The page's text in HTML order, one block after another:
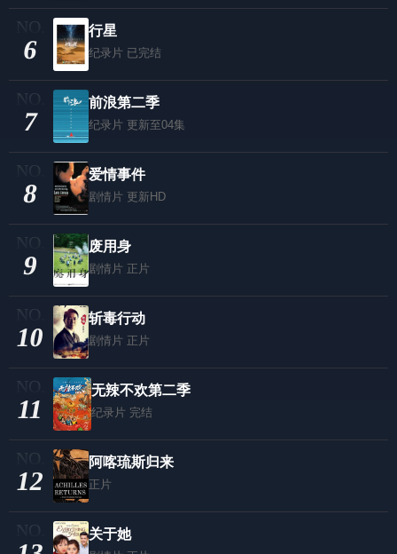
6
行星
纪录片 已完结
7
前浪第二季
纪录片 更新至04集
8
爱情事件
剧情片 更新HD
9
废用身
剧情片 正片
10
斩毒行动
剧情片 正片
11
无辣不欢第二季
纪录片 完结
12
阿喀琉斯归来
正片
关于她